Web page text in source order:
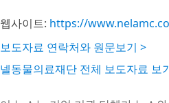
웹사이트: https://
보도자료 연락처와 원문보기 >
넬동물의료재단 전체 보도자료 보